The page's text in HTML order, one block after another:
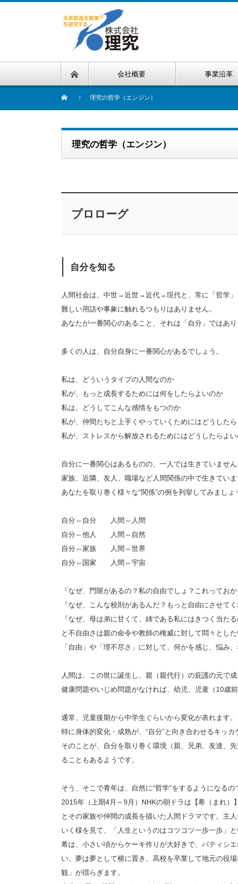
会社概要 事業沿革
理究の哲学（エンジン）
理究の哲学（エンジン）
プロローグ
自分を知る
人間社会は、中世→近世→近代→現代と、常に「哲学」
難しい用語や事象に触れるつもりはありません。
あなたが一番関心のあること、それは「自分」ではあり
多くの人は、自分自身に一番関心があるでしょう。
私は、どういうタイプの人間なのか
私が、もっと成長するためには何をしたらよいのか
私は、どうしてこんな感情をもつのか
私が、仲間たちと上手くやっていくためにはどうした
私が、ストレスから解放されるためにはどうしたらよ
自分に一番関心はあるものの、一人では生きていません
家族、近隣、友人、職場など人間関係の中で生きていま
あなたを取り巻く様々な“関係”の例を列挙してみましょ
自分⇔自分 人間⇔人間
自分⇔他人 人間⇔自然
自分⇔家族 人間⇔世界
自分⇔国家 人間⇔宇宙
『なぜ、門限があるの？私の自由でしょ？これっておか
『なぜ、こんな校則があるんだ？もっと自由にさせてく
『なぜ、母は弟に甘くて、姉である私にはきつく当たる
と不自由さは親の命令や教師の権威に対して悶々とし
「自由」や「理不尽さ」に対して、何かを感じ、悩み
人間は、この世に誕生し、親（親代行）の庇護の元で成
健康問題やいじめ問題がなければ、幼児、児童（10歳
通常、児童後期から中学生ぐらいから変化が表れます。
特に身体的変化・成熟が、“自分”と向き合わせるキッカ
そのことが、自分を取り巻く環境（親、兄弟、友達、
ることもあるようです。
そう、そこで青年は、自然に“哲学”をするようになるの
2015年（上期4月～9月）NHKの朝ドラは【希（まれ
とその家族や仲間の成長を描いた人間ドラマです。主
いく様を見て、「人生というのはコツコツ一歩一歩」
希は、小さい頃からケーキ作りが大好きで、パティシ
い、夢は夢として横に置き、高校を卒業して地元の役
観」が揺らぎます。